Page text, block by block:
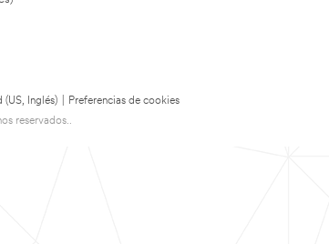
(US, Inglés)
Preferencias de cookies
reservados..